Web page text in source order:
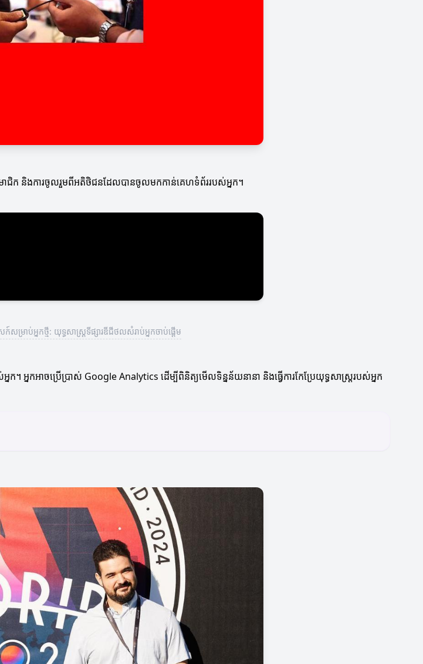
សមាជិក និងការចូលរួមពីអតិថិជនដែលបានចូលមកកាន់គេហទំព័ររបស់អ្នក។
រាប់អ្នកថ្មី: យុទ្ធសាស្រ្តទីផ្សារឌីជីថលសំរាប់អ្នកចាប់ផ្តើម
។ អ្នកអាចប្រើប្រាស់ Google Analytics ដើម្បីពិនិត្យមើលទិន្នន័យនានា និងធ្វើការកែប្រែយុទ្ធសាស្រ្តរបស់អ្នក